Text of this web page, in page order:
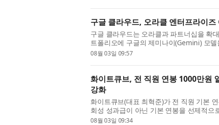
구글 클라우드, 오라클 엔터프라이
구글 클라우드는 오라클과 파트너십을 확
트폴리오에 구글의 제미나이(Gemini) 모
인프라스트럭처(OCI) 엔터프라이즈 AI를
08월 03일 09:57
화이트큐브, 전 직원 연봉 1000만원
강화
화이트큐브(대표 최혁준)가 전 직원 기본
회성 성과급이 아닌 기본 연봉을 선제적
목표와 성과 창출에 집중할 수 있도록 하
08월 03일 09:34